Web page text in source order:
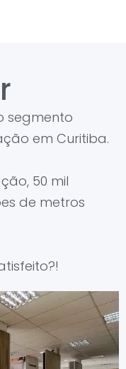
segmento
em Curitiba.
50 mil
de metros